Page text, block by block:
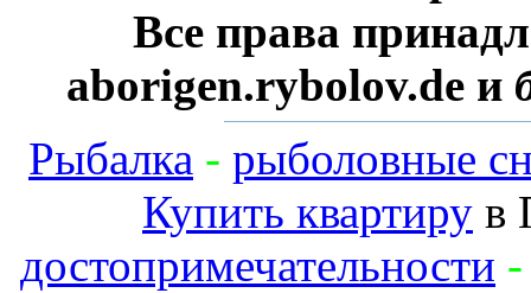
Все права
aborigen.rybolov.de и
Рыбалка - рыболовные
Купить квартиру в
достопримечательности